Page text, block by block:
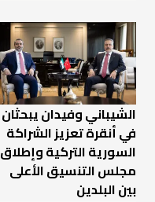
الشيباني وفيدان يبحثان
في أنقرة تعزيز الشراكة
السورية التركية وإطلاق
مجلس التنسيق الأعلى
بين البلدين